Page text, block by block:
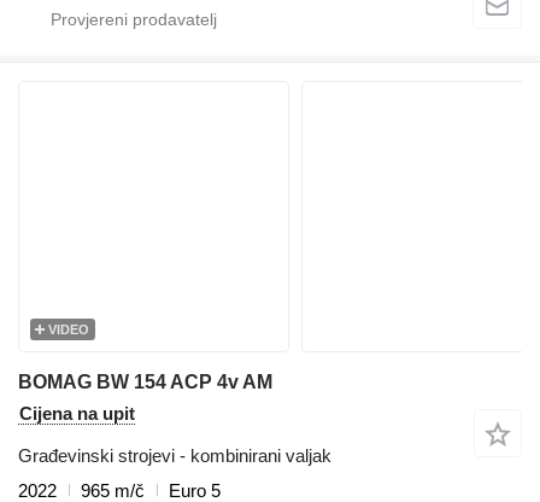
VIDEO
BOMAG BW 154 ACP 4v AM
Cijena na upit
Građevinski strojevi - kombinirani valjak
2022
965 m/č
Euro 5